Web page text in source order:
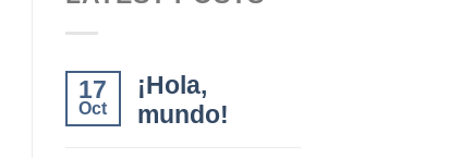
17
Oct
¡Hola,
mundo!